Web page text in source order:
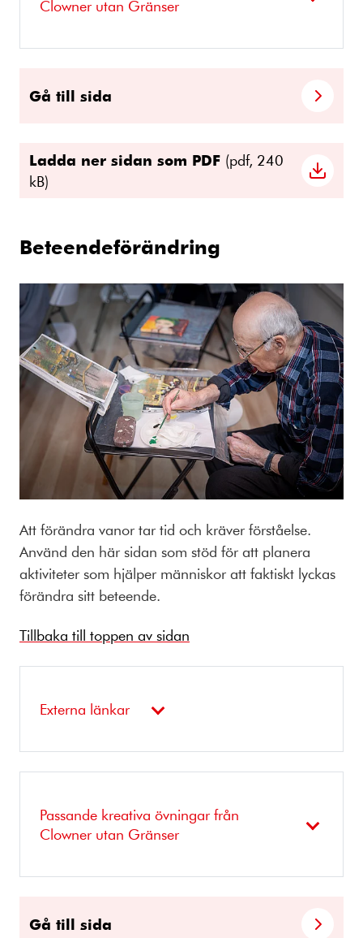
Clowner utan Gränser
Gå till sida
Ladda ner sidan som PDF (pdf, 240
kB)
Beteendeförändring
Att förändra vanor tar tid och kräver förståelse.
Använd den här sidan som stöd för att planera
aktiviteter som hjälper människor att faktiskt lyckas
förändra sitt beteende.
Tillbaka till toppen av sidan
Externa länkar
Passande kreativa övningar från
Clowner utan Gränser
Gå till sida